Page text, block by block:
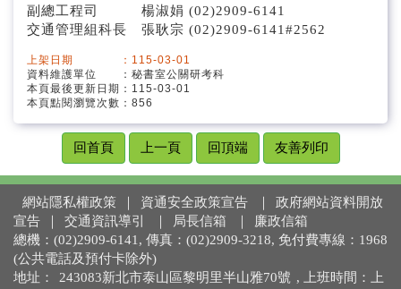
副總工程司 楊淑娟 (02)2909-6141
交通管理組科長 張耿宗 (02)2909-6141#2562
上架日期 ：115-03-01
資料維護單位 ：秘書室公關研考科
本頁最後更新日期：115-03-01
本頁點閱瀏覽次數：856
回首頁 上一頁 回頂端 友善列印
網站隱私權政策 ｜ 資通安全政策宣告 ｜
政府網站資料開放
宣告
｜ 交通資訊導引 ｜ 局長信箱 ｜
廉政信箱
總機：(02)2909-6141, 傳真：(02)2909-3218, 免付費專線：1968
(公共電話及預付卡除外)
地址：
243083新北市泰山區黎明里半山雅70號 , 上班時間：上